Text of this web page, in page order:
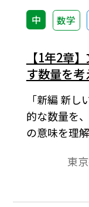
中 数学
【1年2章
す数量を
「新編 新
的な数量を
の意味を理
使って表し
かを考えま
東